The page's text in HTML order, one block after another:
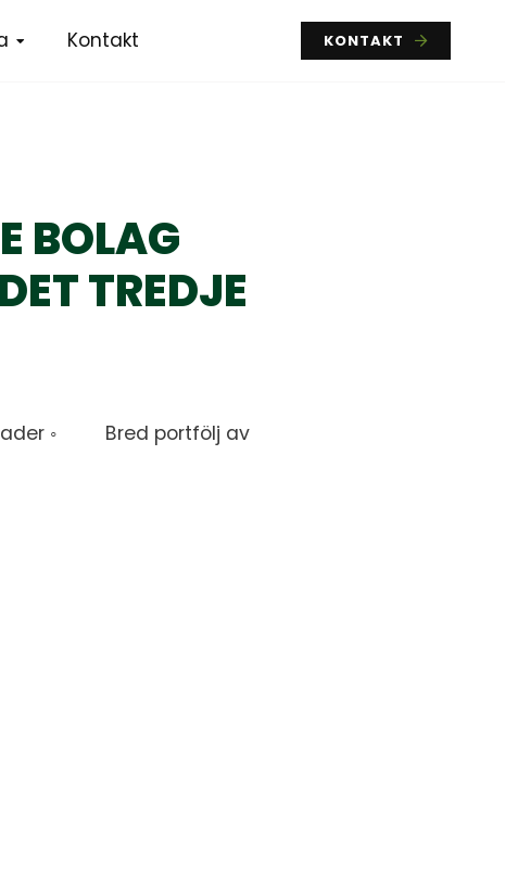
Kontakt KONTAKT
BOLAG
TREDJE
◦ Bred portfölj av